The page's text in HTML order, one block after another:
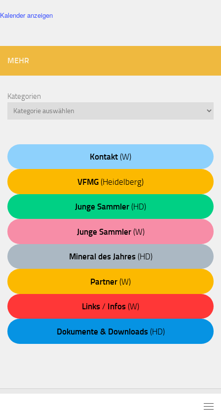
Kalender anzeigen
MEHR
Kategorien
Kontakt (W)
VFMG (Heidelberg)
Junge Sammler (HD)
Junge Sammler(W)
Mineral des Jahres(HD)
Partner (W)
Links / Infos (W)
Dokumente & Downloads(HD)